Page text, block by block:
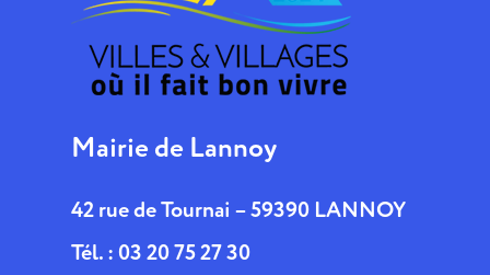
Mairie de Lannoy
42 rue de Tournai – 59390 LANNOY
Tél. : 03 20 75 27 30